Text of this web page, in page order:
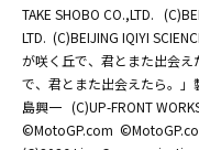
TAKE SHOBO CO.,LTD.
LTD. (C)BEIJING IQIYI
が咲く丘で、君とまた出会
で、君とまた出会えたら。」
島興一 (C)UP-FRONT
©MotoGP.com